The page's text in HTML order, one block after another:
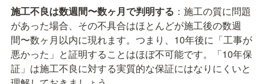
施工不良は数週間〜数ヶ月で判明する ：施工の質に問題
があった場合、その不具合はほとんどが施工後の数週
間〜数ヶ月以内に現れます。つまり、10年後に「工事が
悪かった」と証明することはほぼ不可能です。「10年保
証」は施工不良に対する実質的な保証にはなりにくいと